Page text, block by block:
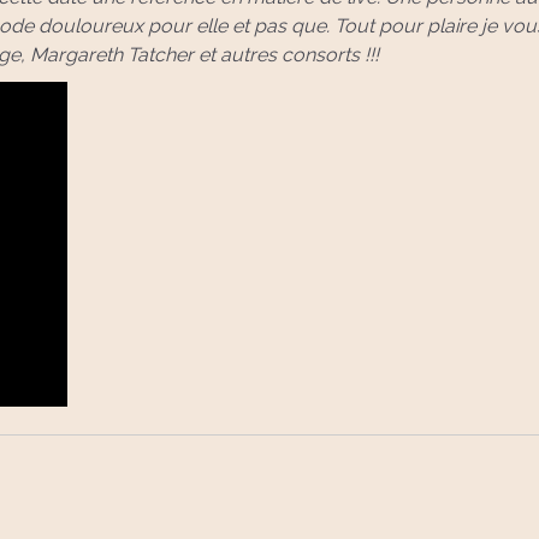
douloureux pour elle et pas que. Tout pour plaire je
Margareth Tatcher et autres consorts !!!